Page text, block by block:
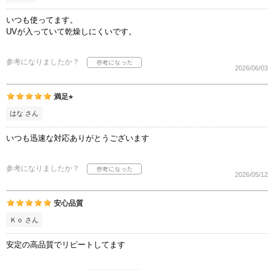
いつも使ってます。
UVが入っていて乾燥しにくいです。
参考になりましたか？
2026/06/03
満足⭐︎
はな さん
いつも迅速な対応ありがとうございます
参考になりましたか？
2026/05/12
安心品質
Ｋｏ さん
安定の高品質でリピートしてます